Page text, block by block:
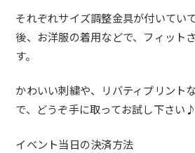
それぞれサイズ調整金具が付いてい
後、お洋服の着用などで、フィット
す。
かわいい刺繍や、リバティプリント
で、どうぞ手に取ってお試し下さい♪
イベント当日の決済方法